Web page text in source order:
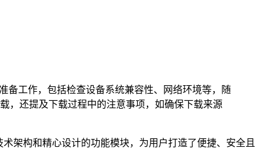
备工作，包括检查设备系统兼容性、网络环境等，随
，还提及下载过程中的注意事项，如确保下载来源
架构和精心设计的功能模块，为用户打造了便捷、安全且